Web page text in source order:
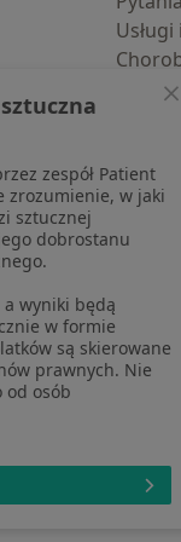
Pomoc
Blog
otwiera się w
otwiera
zespół Patient
zrozumienie, w jaki
sztucznej
dobrostanu
a wyniki będą
w formie
są skierowane
prawnych. Nie
osób